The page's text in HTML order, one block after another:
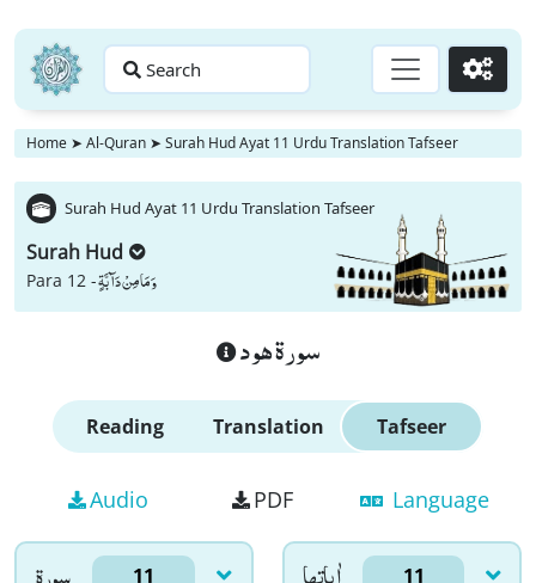
Search Go
Home ➤ Al-Quran ➤ Surah Hud Ayat 11 Urdu Translation Tafseer
Surah Hud Ayat 11 Urdu Translation Tafseer
Surah Hud
Para 12 -وَ مَا مِنْ دَآبَّةٍ
سورة هود
Reading Translation Tafseer
Audio PDF Language
11 11